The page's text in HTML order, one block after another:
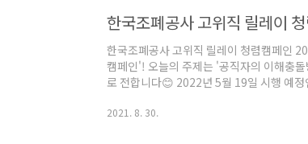
한국조폐공사 고위직 릴레이
한국조폐공사 고위직 릴레이 청렴캠페인
캠페인'! 오늘의 주제는 '공직자의 이해충
로 전합니다😊 2022년 5월 19일 시행 예
한 직무수행 보장을 통한 국민 신뢰를 제고
2021. 8. 30.